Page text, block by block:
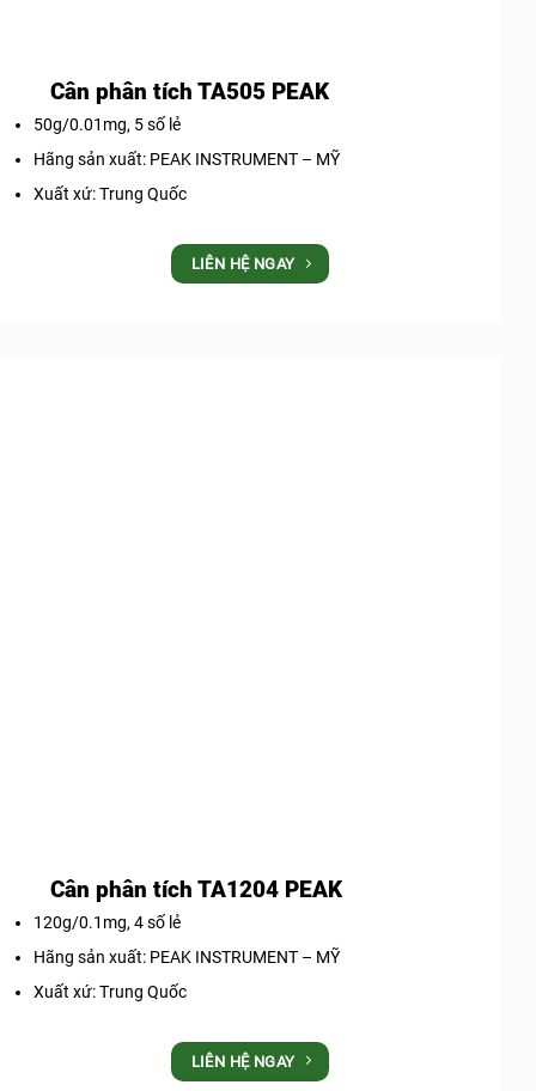
Cân phân tích TA505 PEAK
50g/0.01mg, 5 số lẻ
Hãng sản xuất: PEAK INSTRUMENT – MỸ
Xuất xứ: Trung Quốc
LIÊN HỆ NGAY
Cân phân tích TA1204 PEAK
120g/0.1mg, 4 số lẻ
Hãng sản xuất: PEAK INSTRUMENT – MỸ
Xuất xứ: Trung Quốc
LIÊN HỆ NGAY